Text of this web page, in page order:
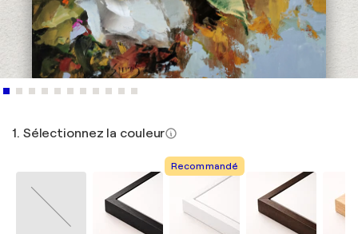
1. Sélectionnez la couleur
Recommandé